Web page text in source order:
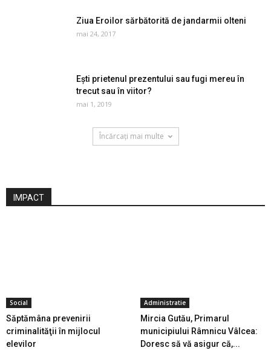
Ziua Eroilor sărbătorită de jandarmii olteni
mai 24, 2017
Ești prietenul prezentului sau fugi mereu în
trecut sau în viitor?
mai 1, 2019
Încărcați mai multe
IMPACT
Social
Săptămâna prevenirii
criminalităţii în mijlocul
elevilor
Administratie
Mircia Gutău, Primarul
municipiului Râmnicu Vâlcea:
Doresc să vă asigur că,...